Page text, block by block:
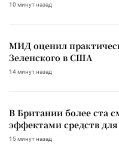
10 минут назад
МИД оценил
Зеленского в США
14 минут назад
В Британии более ста
эффектами средств
15 минут назад